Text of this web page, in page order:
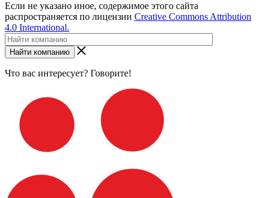
Если не указано иное, содержимое этого сайта
распространяется по лицензии Creative Commons Attribution
4.0 International.
Найти компанию
Что вас интересует? Говорите!